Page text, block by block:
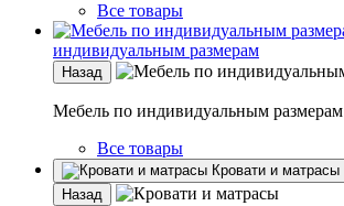
Все товары
индивидуальным размерам
Назад
Мебель по индивидуальным размерам
Все товары
Кровати и матрасы
Назад